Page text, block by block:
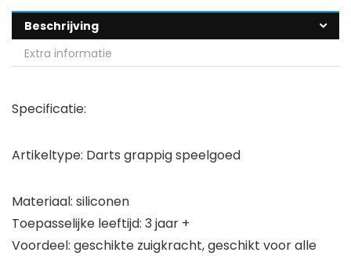
Beschrijving
Extra informatie
Specificatie:
Artikeltype: Darts grappig speelgoed
Materiaal: siliconen
Toepasselijke leeftijd: 3 jaar +
Voordeel: geschikte zuigkracht, geschikt voor alle